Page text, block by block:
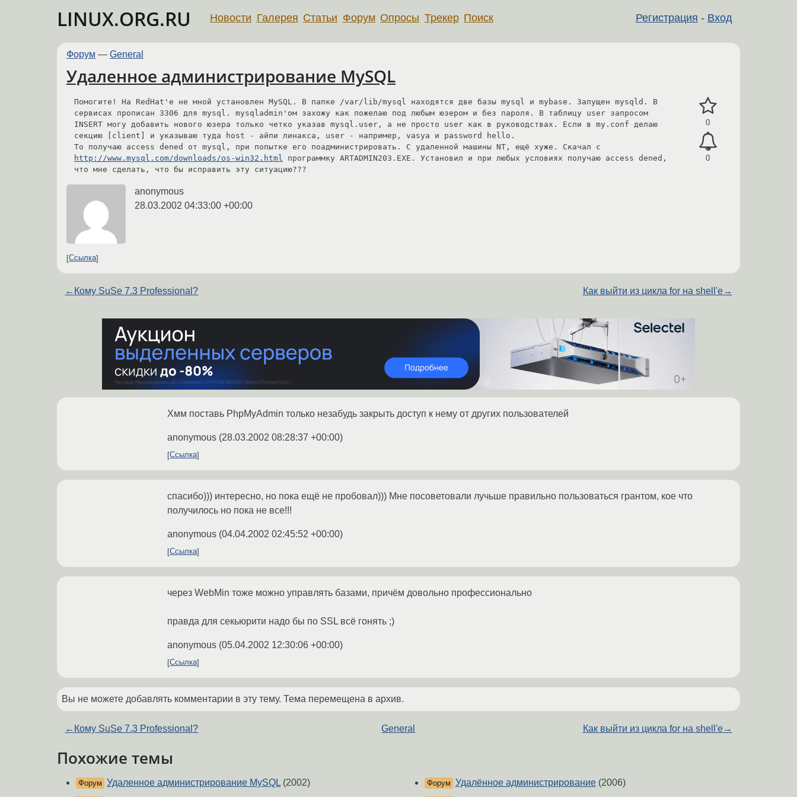
LINUX.ORG.RU Регистрация - Вход
Новости Галерея Статьи Форум Опросы Трекер Поиск
Форум — General
Удаленное администрирование MySQL
0
0
Помогите! На RedHat'е не мной установлен MySQL. В папке /var/lib/mysql находятся две базы mysql и mybase. Запущен mysqld. В
сервисах прописан 3306 для mysql. mysqladmin'ом захожу как пожелаю под любым юзером и без пароля. В таблицу user запросом
INSERT могу добавить нового юзера только четко указав mysql.user, а не просто user как в руководствах. Если в my.conf делаю
секцию [client] и указываю туда host - айпи линакса, user - например, vasya и password hello.
http://www.mysql.com/downloads/os-win32.html
программку ARTADMIN203.EXE. Установил и при любых условиях получаю access dened,
anonymous
28.03.2002 04:33:00 +00:00
Ссылка
← Кому SuSe 7.3 Professional? Как выйти из цикла for на shell'е→
Хмм поставь PhpMyAdmin только незабудь закрыть доступ к нему от других пользователей
anonymous (28.03.2002 08:28:37 +00:00)
Ссылка
спасибо))) интересно, но пока ещё не пробовал))) Мне посоветовали лучьше правильно пользоваться грантом, кое что
получилось но пока не все!!!
anonymous (04.04.2002 02:45:52 +00:00)
Ссылка
через WebMin тоже можно управлять базами, причём довольно профессионально
правда для секьюрити надо бы по SSL всё гонять ;)
anonymous (05.04.2002 12:30:06 +00:00)
Ссылка
Вы не можете добавлять комментарии в эту тему. Тема перемещена в архив.
← Кому SuSe 7.3 Professional? General Как выйти из цикла for на shell'е→
Похожие темы
Форум Удаленное администрирование MySQL(2002)
Форум Удалённое администрирование(2006)